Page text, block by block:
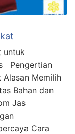
untuk
Pengertian
Alasan Memilih
Bahan dan
Jas
Cara